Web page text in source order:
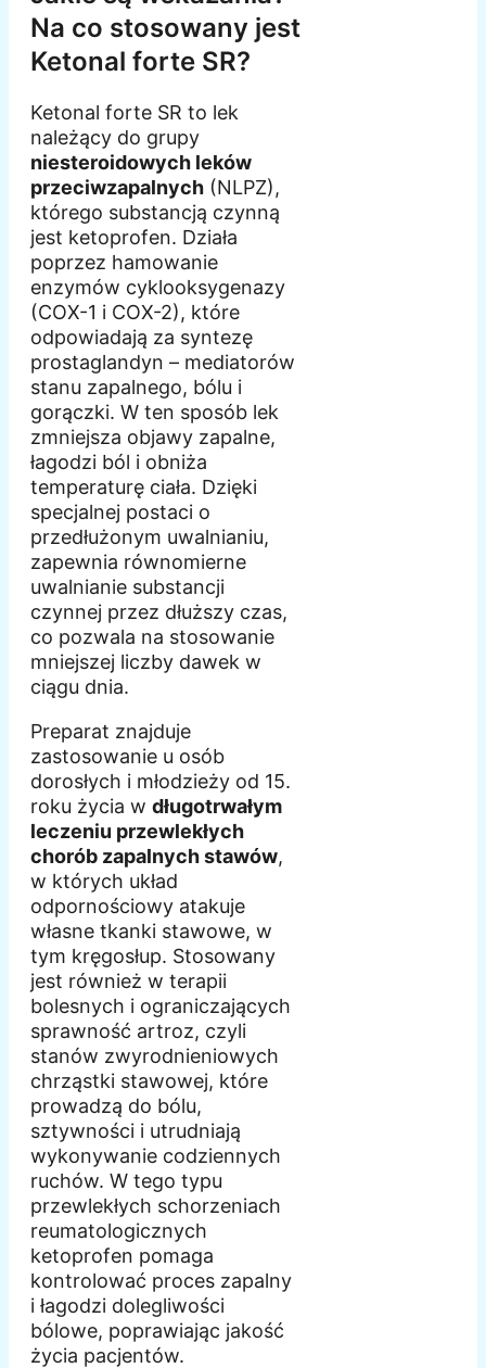
Na co stosowany jest
Ketonal forte SR?
Ketonal forte SR to lek
należący do grupy
niesteroidowych leków
przeciwzapalnych (NLPZ),
którego substancją czynną
jest ketoprofen. Działa
poprzez hamowanie
enzymów cyklooksygenazy
(COX-1 i COX-2), które
odpowiadają za syntezę
prostaglandyn – mediatorów
stanu zapalnego, bólu i
gorączki. W ten sposób lek
zmniejsza objawy zapalne,
łagodzi ból i obniża
temperaturę ciała. Dzięki
specjalnej postaci o
przedłużonym uwalnianiu,
zapewnia równomierne
uwalnianie substancji
czynnej przez dłuższy czas,
co pozwala na stosowanie
mniejszej liczby dawek w
ciągu dnia.
Preparat znajduje
zastosowanie u osób
dorosłych i młodzieży od 15.
roku życia w długotrwałym
leczeniu przewlekłych
chorób zapalnych stawów,
w których układ
odpornościowy atakuje
własne tkanki stawowe, w
tym kręgosłup. Stosowany
jest również w terapii
bolesnych i ograniczających
sprawność artroz, czyli
stanów zwyrodnieniowych
chrząstki stawowej, które
prowadzą do bólu,
sztywności i utrudniają
wykonywanie codziennych
ruchów. W tego typu
przewlekłych schorzeniach
reumatologicznych
ketoprofen pomaga
kontrolować proces zapalny
i łagodzi dolegliwości
bólowe, poprawiając jakość
życia pacjentów.